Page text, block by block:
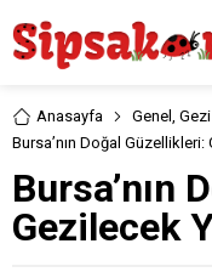
Anasayfa Genel , Gezi
Bursa’nın Doğal
Bursa’nın
Gezilecek